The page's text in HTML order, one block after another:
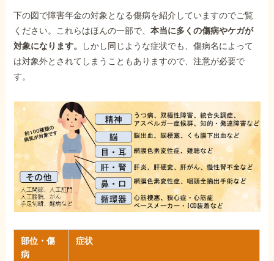
下の図で障害年金の対象となる傷病を紹介していますのでご覧
ください。これらはほんの一部で、本当に多くの傷病やケガが
対象になります。
しかし同じような症状でも、傷病名によって
は対象外とされてしまうこともありますので、注意が必要で
す。
部位・傷
病
症状